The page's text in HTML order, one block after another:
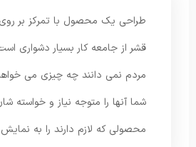
طراحی یک محصول با تمرکز بر
قشر از جامعه کار بسیار دشواری
مردم نمی دانند چه چیزی می
شما آنها را متوجه نیاز و خواسته
محصولی که لازم دارند را به نمایش